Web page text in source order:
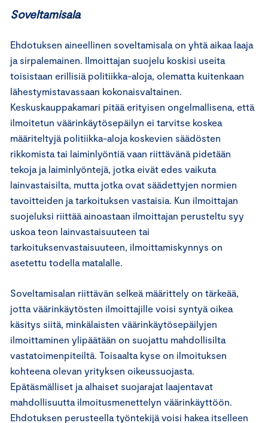
Soveltamisala
Ehdotuksen aineellinen soveltamisala on yhtä aikaa laaja
ja sirpalemainen. Ilmoittajan suojelu koskisi useita
toisistaan erillisiä politiikka-aloja, olematta kuitenkaan
lähestymistavassaan kokonaisvaltainen.
Keskuskauppakamari pitää erityisen ongelmallisena, että
ilmoitetun väärinkäytösepäilyn ei tarvitse koskea
määriteltyjä politiikka-aloja koskevien säädösten
rikkomista tai laiminlyöntiä vaan riittävänä pidetään
tekoja ja laiminlyöntejä, jotka eivät edes vaikuta
lainvastaisilta, mutta jotka ovat säädettyjen normien
tavoitteiden ja tarkoituksen vastaisia. Kun ilmoittajan
suojeluksi riittää ainoastaan ilmoittajan perusteltu syy
uskoa teon lainvastaisuuteen tai
tarkoituksenvastaisuuteen, ilmoittamiskynnys on
asetettu todella matalalle.
Soveltamisalan riittävän selkeä määrittely on tärkeää,
jotta väärinkäytösten ilmoittajille voisi syntyä oikea
käsitys siitä, minkälaisten väärinkäytösepäilyjen
ilmoittaminen ylipäätään on suojattu mahdollisilta
vastatoimenpiteiltä. Toisaalta kyse on ilmoituksen
kohteena olevan yrityksen oikeussuojasta.
Epätäsmälliset ja alhaiset suojarajat laajentavat
mahdollisuutta ilmoitusmenettelyn väärinkäyttöön.
Ehdotuksen perusteella työntekijä voisi hakea itselleen